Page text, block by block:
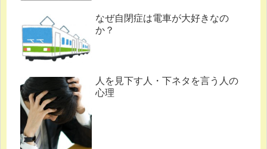
なぜ自閉症は電車が大好きなの
か？
人を見下す人・下ネタを言う人の
心理